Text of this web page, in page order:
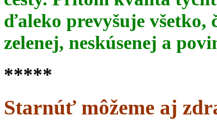
ďaleko prevyšuje všetko,
zelenej, neskúsenej a
*****
Starnúť môžeme aj